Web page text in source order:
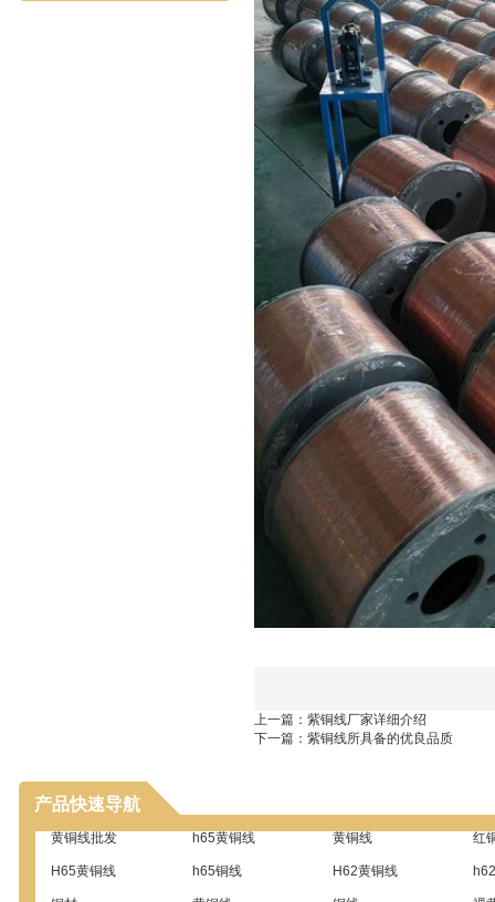
上一篇： 紫铜线厂家详细介绍
下一篇： 紫铜线所具备的优良品质
产品快速导航